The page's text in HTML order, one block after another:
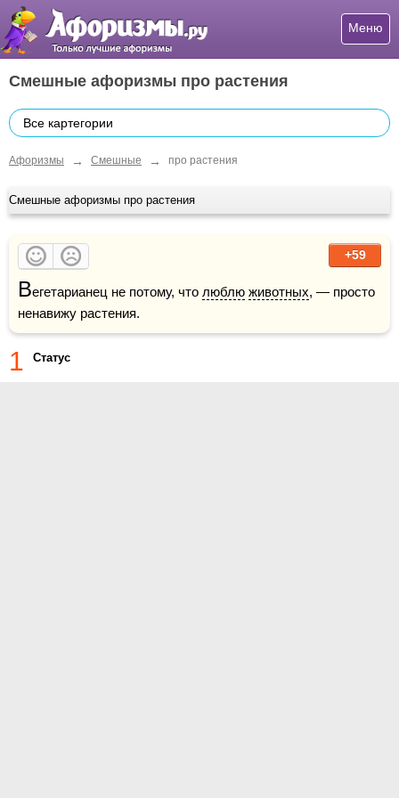
Меню
Смешные афоризмы про растения
Все картегории
Афоризмы → Смешные → про растения
Смешные афоризмы про растения
+59
Вегетарианец не потому, что люблю животных, — просто
ненавижу растения.
1 Статус